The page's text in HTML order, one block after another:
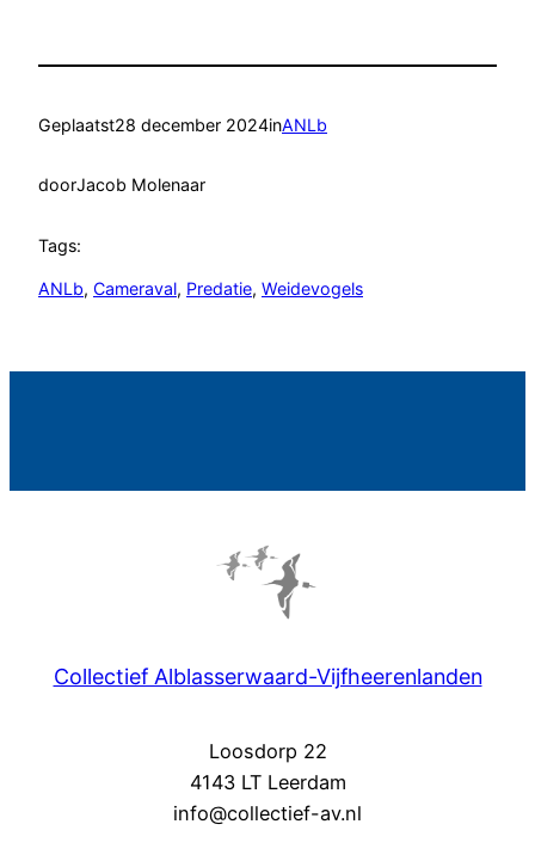
Geplaatst28 december 2024inANLb
doorJacob Molenaar
Tags:
ANLb, Cameraval, Predatie, Weidevogels
Collectief Alblasserwaard-Vijfheerenlanden
Loosdorp 22
4143 LT Leerdam
info@collectief-av.nl